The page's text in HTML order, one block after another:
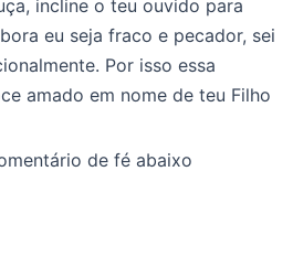
incline o teu ouvido para
eu seja fraco e pecador, sei
Por isso essa
amado em nome de teu Filho
de fé abaixo